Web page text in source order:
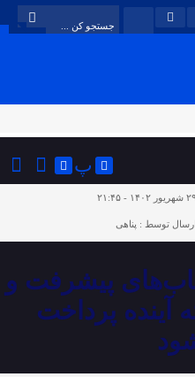
پ
۲۹ شهریور ۱۴۰۲ - ۲۱:۴۵
ارسال توسط : پناهی
پیشرفت و
آینده پرداخت